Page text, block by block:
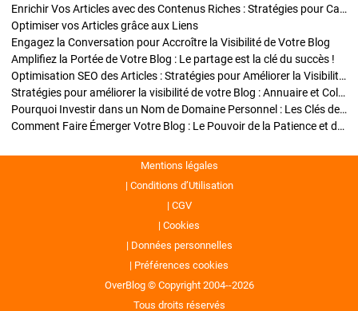
Enrichir Vos Articles avec des Contenus Riches : Stratégies pour Captiver et Optimiser
Optimiser vos Articles grâce aux Liens
Engagez la Conversation pour Accroître la Visibilité de Votre Blog
Amplifiez la Portée de Votre Blog : Le partage est la clé du succès !
Optimisation SEO des Articles : Stratégies pour Améliorer la Visibilité de Votre Blog
Stratégies pour améliorer la visibilité de votre Blog : Annuaire et Collaborations
Pourquoi Investir dans un Nom de Domaine Personnel : Les Clés de la Réussite de Votre Blog
Comment Faire Émerger Votre Blog : Le Pouvoir de la Patience et de la Persévérance
Mentions légales
Conditions d’Utilisation
CGV
Cookies
Données personnelles
Préférences cookies
OverBlog © Copyright 2004--2026
Tous droits réservés